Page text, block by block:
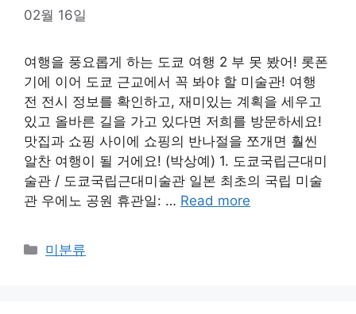
02월 16일
여행을 풍요롭게 하는 도쿄 여행 2 부 못 봤어! 롯폰
기에 이어 도쿄 근교에서 꼭 봐야 할 미술관! 여행
전 전시 정보를 확인하고, 재미있는 계획을 세우고
있고 올바른 길을 가고 있다면 저희를 방문하세요!
맛집과 쇼핑 사이에 쇼핑의 반나절을 쪼개면 훨씬
알찬 여행이 될 거에요! (박상예) 1. 도쿄국립근대미
술관 / 도쿄국립근대미술관 일본 최초의 국립 미술
관 우에노 공원 휴관일: … Read more
Categories
미분류